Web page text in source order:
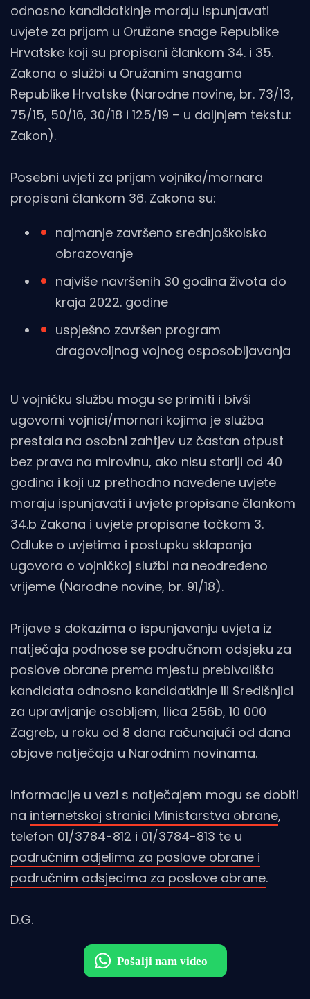
odnosno kandidatkinje moraju ispunjavati
uvjete za prijam u Oružane snage Republike
Hrvatske koji su propisani člankom 34. i 35.
Zakona o službi u Oružanim snagama
Republike Hrvatske (Narodne novine, br. 73/13,
75/15, 50/16, 30/18 i 125/19 – u daljnjem tekstu:
Zakon).
Posebni uvjeti za prijam vojnika/mornara
propisani člankom 36. Zakona su:
najmanje završeno srednjoškolsko
obrazovanje
najviše navršenih 30 godina života do
kraja 2022. godine
uspješno završen program
dragovoljnog vojnog osposobljavanja
U vojničku službu mogu se primiti i bivši
ugovorni vojnici/mornari kojima je služba
prestala na osobni zahtjev uz častan otpust
bez prava na mirovinu, ako nisu stariji od 40
godina i koji uz prethodno navedene uvjete
moraju ispunjavati i uvjete propisane člankom
34.b Zakona i uvjete propisane točkom 3.
Odluke o uvjetima i postupku sklapanja
ugovora o vojničkoj službi na neodređeno
vrijeme (Narodne novine, br. 91/18).
Prijave s dokazima o ispunjavanju uvjeta iz
natječaja podnose se područnom odsjeku za
poslove obrane prema mjestu prebivališta
kandidata odnosno kandidatkinje ili Središnjici
za upravljanje osobljem, Ilica 256b, 10 000
Zagreb, u roku od 8 dana računajući od dana
objave natječaja u Narodnim novinama.
Informacije u vezi s natječajem mogu se dobiti
na internetskoj stranici Ministarstva obrane,
telefon 01/3784-812 i 01/3784-813 te u
područnim odjelima za poslove obrane i
područnim odsjecima za poslove obrane.
D.G.